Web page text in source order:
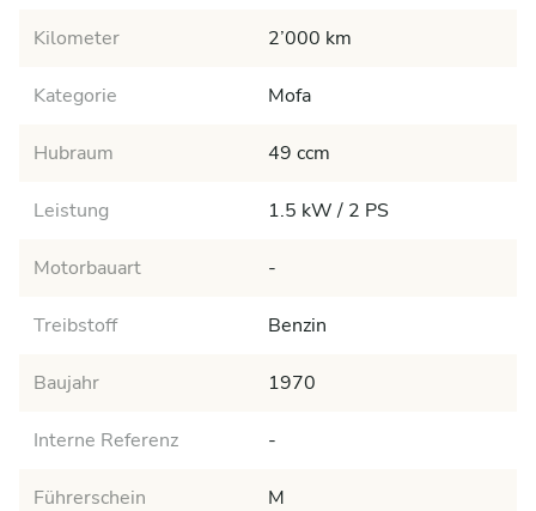
Kilometer 2’000 km
Kategorie Mofa
Hubraum 49 ccm
Leistung 1.5 kW / 2 PS
Motorbauart -
Treibstoff Benzin
Baujahr 1970
Interne Referenz -
Führerschein M